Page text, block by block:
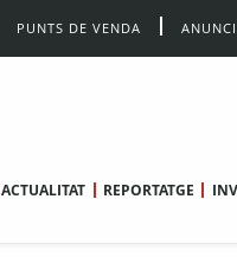
PUNTS DE VENDA
ACTUALITAT REPORTATGE